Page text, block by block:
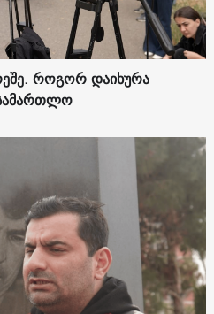
როგორ დაიხურა